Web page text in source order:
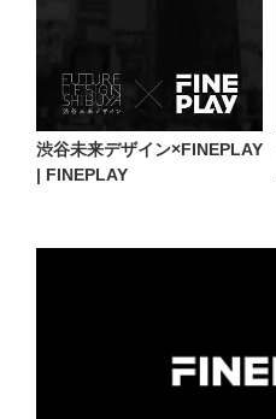
渋谷未来デザイン×FINEPLAY
| FINEPLAY